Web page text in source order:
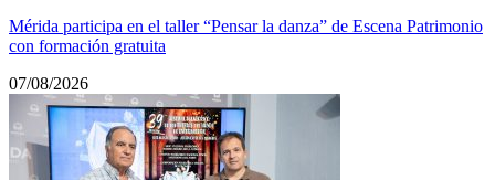
Mérida participa en el taller “Pensar la danza” de Escena Patrimonio
con formación gratuita
07/08/2026